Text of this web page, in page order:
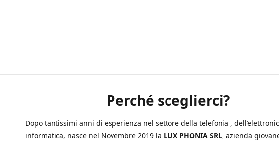
Perché sceglierci?
Dopo tantissimi anni di esperienza nel settore della telefonia ,
informatica, nasce nel Novembre 2019 la LUX PHONIA SRL, azienda